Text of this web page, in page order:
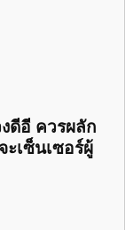
ดีอี ควรผลัก
เซ็นเซอร์ผู้